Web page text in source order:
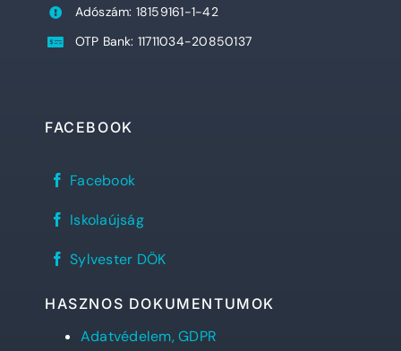
Adószám: 18159161-1-42
OTP Bank: 11711034-20850137
FACEBOOK
Sylvester
János
Gimnázium
facebook
Facebook
REFlex,
diáklapja
Iskolaújság
Sylvester
DÖK
oldala
Sylvester DÖK
HASZNOS DOKUMENTUMOK
Adatvédelem, GDPR